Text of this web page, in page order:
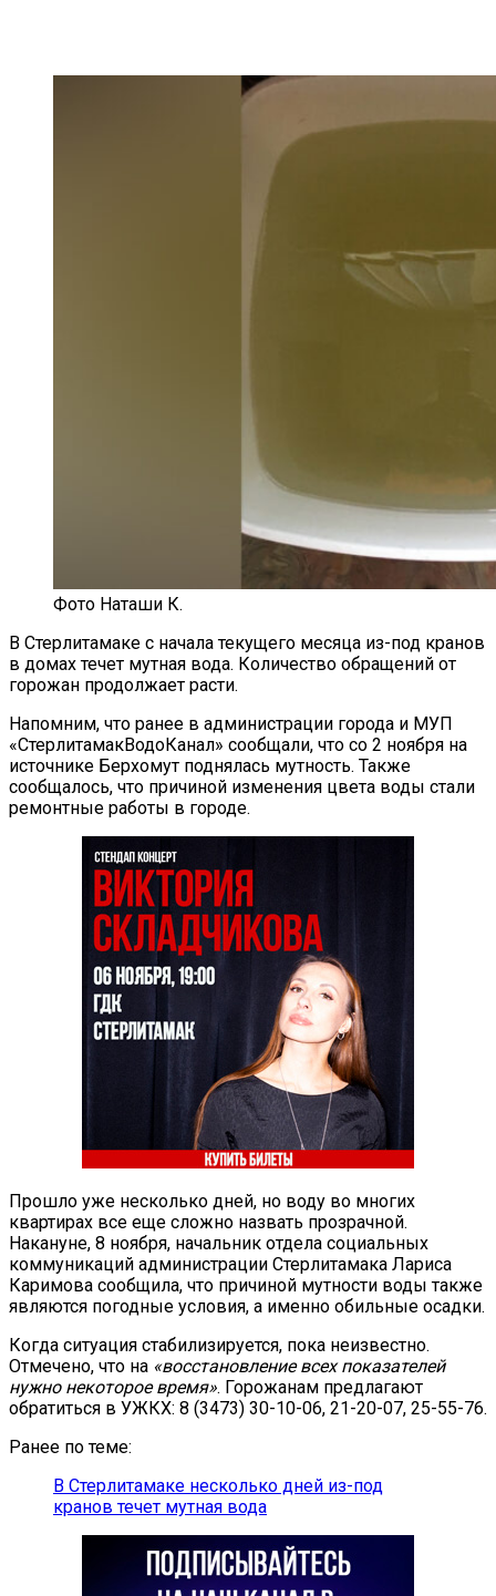
Фото Наташи К.
В Стерлитамаке с начала текущего месяца из-под кранов
в домах течет мутная вода. Количество обращений от
горожан продолжает расти.
Напомним, что ранее в администрации города и МУП
«СтерлитамакВодоКанал» сообщали, что со 2 ноября на
источнике Берхомут поднялась мутность. Также
сообщалось, что причиной изменения цвета воды стали
ремонтные работы в городе.
Прошло уже несколько дней, но воду во многих
квартирах все еще сложно назвать прозрачной.
Накануне, 8 ноября, начальник отдела социальных
коммуникаций администрации Стерлитамака Лариса
Каримова сообщила, что причиной мутности воды также
являются погодные условия, а именно обильные осадки.
Когда ситуация стабилизируется, пока неизвестно.
Отмечено, что на «восстановление всех показателей
нужно некоторое время». Горожанам предлагают
обратиться в УЖКХ: 8 (3473) 30-10-06, 21-20-07, 25-55-76.
Ранее по теме:
В Стерлитамаке несколько дней из-под
кранов течет мутная вода